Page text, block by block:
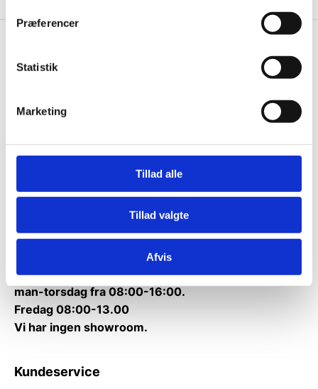
Præferencer
Statistik
Marketing
Tillad alle
Tillad valgte
Afvis
7430 Ikast
Kontakt@gastrobutikken.dk
Fredag: Telefonlukket.
Afhentning muligt
man-torsdag fra 08:00-16:00.
Fredag 08:00-13.00
Vi har ingen showroom.
Kundeservice